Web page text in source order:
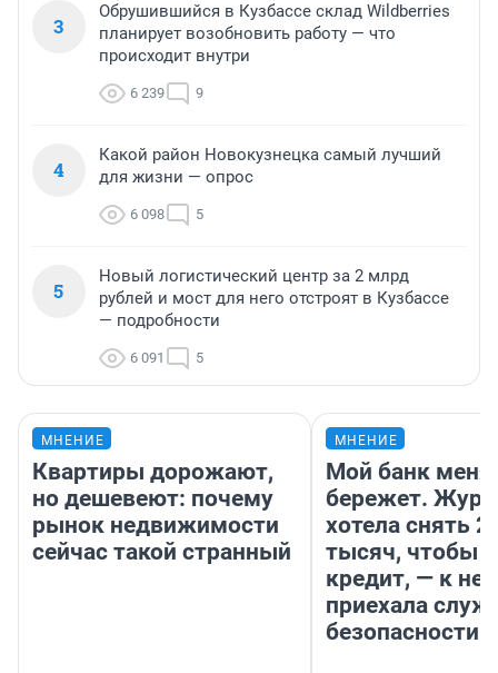
3
Обрушившийся в Кузбассе склад Wildberries
планирует возобновить работу — что
происходит внутри
6 239 9
4
Какой район Новокузнецка самый лучший
для жизни — опрос
6 098 5
5
Новый логистический центр за 2 млрд
рублей и мост для него отстроят в Кузбассе
— подробности
6 091 5
МНЕНИЕ
Квартиры дорожают,
но дешевеют: почему
рынок недвижимости
сейчас такой странный
МНЕНИЕ
Мой банк меня
бережет.
хотела снять
тысяч, чтобы
кредит, — к
приехала
безопасности